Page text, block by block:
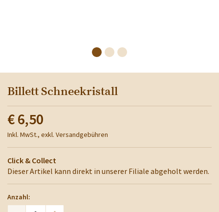
Billett Schneekristall
€ 6,50
Inkl. MwSt., exkl. Versandgebühren
Click & Collect
Dieser Artikel kann direkt in unserer Filiale abgeholt werden.
Anzahl: